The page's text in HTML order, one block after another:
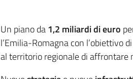
Introduzione
Un piano da1,2 miliardi di euro
l’Emilia-Romagna con l’obiettivo
al territorio regionale di affrontare